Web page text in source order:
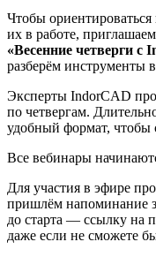
Чтобы
их в работе,
«Весенние четверги с
разберём инструменты
Эксперты IndorCAD
по четвергам.
удобный формат, чтобы
Все вебинары
Для участия в эфире
пришлём напоминание
до старта — ссылку на
даже если не сможете